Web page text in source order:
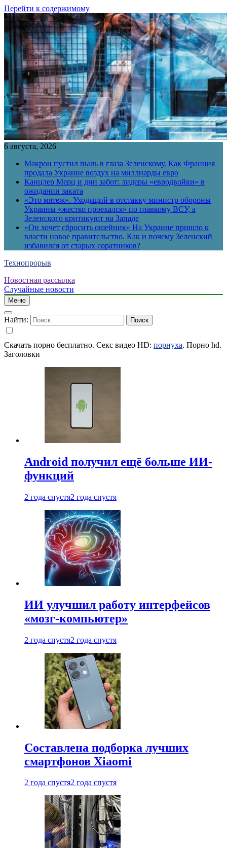
Перейти к содержимому
6 августа, 2026
Макрон пустил пыль в глаза Зеленскому. Как Франция
продала Украине воздух на миллиарды евро
Канцлер Мерц и дни забот: лидеры «евродвойки» в
ожидании заката
«Это мятеж». Уходящий в отставку министр обороны
Украины «жестко проехался» по главкому ВСУ, а
Зеленского критикуют на Западе
«Он хочет сбросить ошейник» На Украине пришло к
власти новое правительство. Как и почему Зеленский
избавился от старых соратников?
Технопрорыв
Новостная рассылка
Случайные новости
Меню
Найти:
Скачать порно бесплатно. Секс видео HD: порнуха. Порно hd.
Заголовки
Android получил ещё больше ИИ-
функций
2 года спустя2 года спустя
ИИ улучшил работу интерфейсов
«мозг-компьютер»
2 года спустя2 года спустя
Составлена подборка лучших
смартфонов Xiaomi
2 года спустя2 года спустя